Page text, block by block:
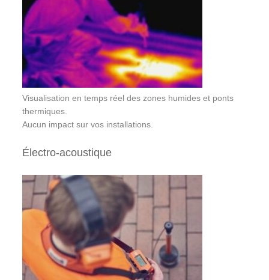
Visualisation en temps réel des zones humides et ponts
thermiques.
Aucun impact sur vos installations.
Électro‑acoustique